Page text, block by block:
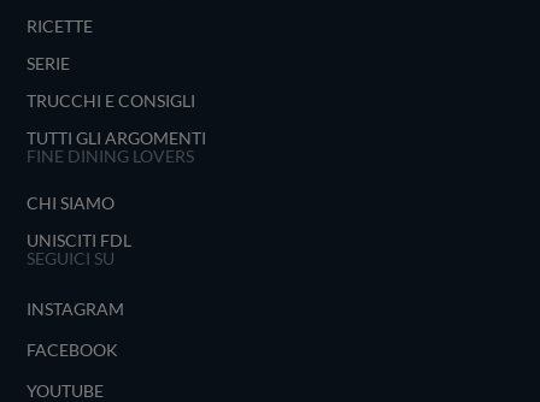
RICETTE
SERIE
TRUCCHI E CONSIGLI
TUTTI GLI ARGOMENTI
FINE DINING LOVERS
CHI SIAMO
UNISCITI FDL
SEGUICI SU
INSTAGRAM
FACEBOOK
YOUTUBE